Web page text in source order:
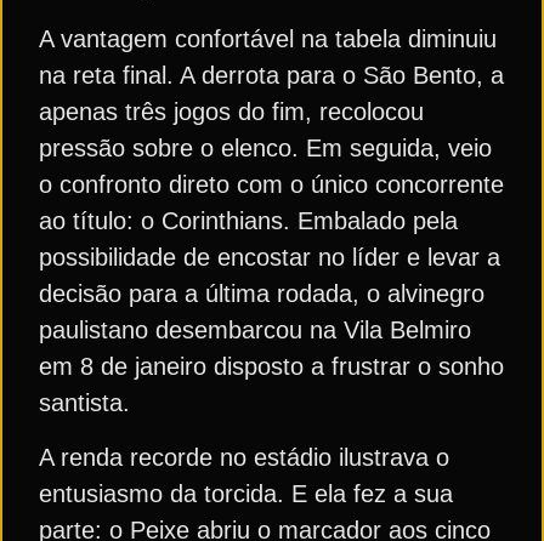
A vantagem confortável na tabela diminuiu
na reta final. A derrota para o São Bento, a
apenas três jogos do fim, recolocou
pressão sobre o elenco. Em seguida, veio
o confronto direto com o único concorrente
ao título: o Corinthians. Embalado pela
possibilidade de encostar no líder e levar a
decisão para a última rodada, o alvinegro
paulistano desembarcou na Vila Belmiro
em 8 de janeiro disposto a frustrar o sonho
santista.
A renda recorde no estádio ilustrava o
entusiasmo da torcida. E ela fez a sua
parte: o Peixe abriu o marcador aos cinco